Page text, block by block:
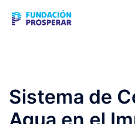
Sistema de